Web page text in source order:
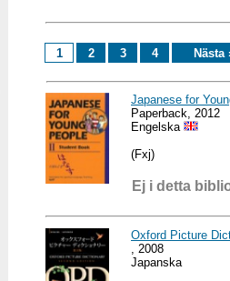
1 2 3 4 Nästa
Japanese for
Paperback, 2012
Engelska
(Fxj)
Ej i detta
Oxford Picture
, 2008
Japanska